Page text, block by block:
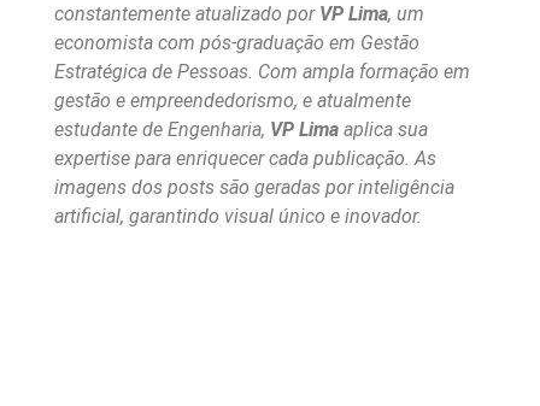
constantemente atualizado por VP Lima, um
economista com pós-graduação em Gestão
Estratégica de Pessoas. Com ampla formação em
gestão e empreendedorismo, e atualmente
estudante de Engenharia, VP Lima aplica sua
expertise para enriquecer cada publicação. As
imagens dos posts são geradas por inteligência
artificial, garantindo visual único e inovador.